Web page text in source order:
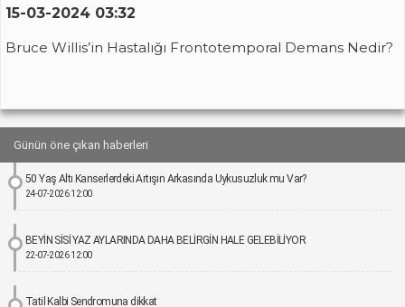
15-03-2024 03:32
Bruce Willis’in Hastalığı Frontotemporal Demans Nedir?
Günün öne çıkan haberleri
50 Yaş Altı Kanserlerdeki Artışın Arkasında Uykusuzluk mu Var?
24-07-2026 12:00
BEYİN SİSİ YAZ AYLARINDA DAHA BELİRGİN HALE GELEBİLİYOR
22-07-2026 12:00
Tatil Kalbi Sendromuna dikkat